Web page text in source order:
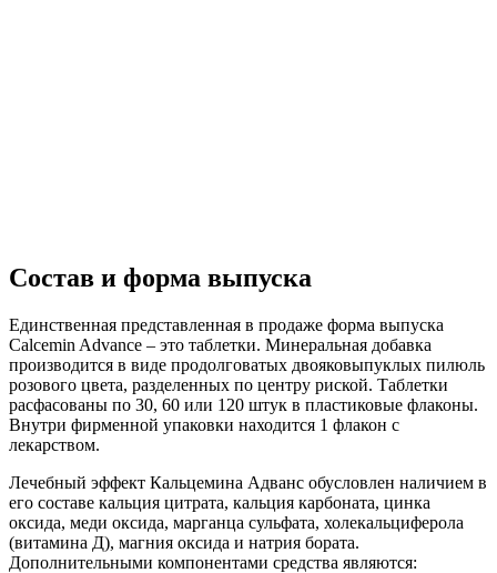
Состав и форма выпуска
Единственная представленная в продаже форма выпуска
Calcemin Advance – это таблетки. Минеральная добавка
производится в виде продолговатых двояковыпуклых пилюль
розового цвета, разделенных по центру риской. Таблетки
расфасованы по 30, 60 или 120 штук в пластиковые флаконы.
Внутри фирменной упаковки находится 1 флакон с
лекарством.
Лечебный эффект Кальцемина Адванс обусловлен наличием в
его составе кальция цитрата, кальция карбоната, цинка
оксида, меди оксида, марганца сульфата, холекальциферола
(витамина Д), магния оксида и натрия бората.
Дополнительными компонентами средства являются: